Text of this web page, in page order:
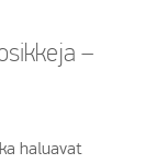
–
haluavat